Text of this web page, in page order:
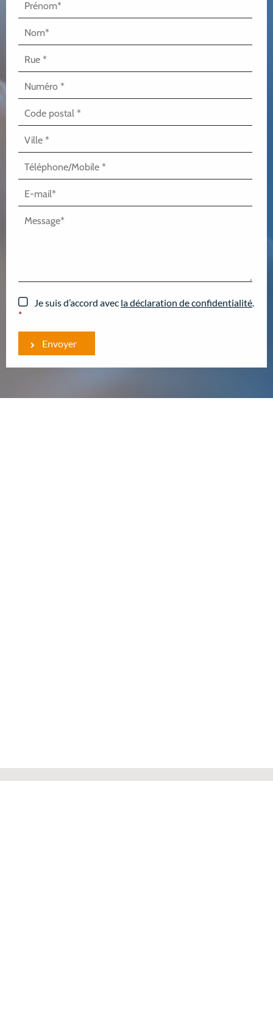
Je suis d’accord avec la déclaration de confidentialité.
*
Envoyer